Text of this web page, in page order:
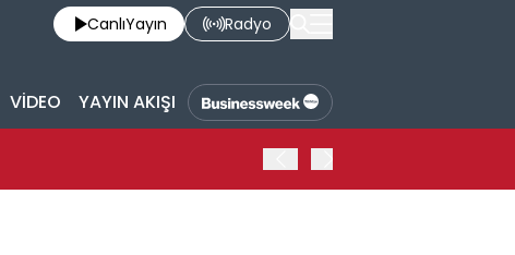
CanlıYayın Radyo
VİDEO YAYIN AKIŞI